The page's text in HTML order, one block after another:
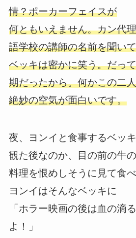
情？ポーカーフェイスが
何ともいえません。カン代
語学校の講師の名前を聞いて
ベッキは密かに笑う。だっ
期だったから。何かこの二
絶妙の空気が面白いです。
夜、ヨンイと食事するベッ
観た後なのか、目の前の牛
料理を恨めしそうに見て食
ヨンイはそんなベッキに
「ホラー映画の後は血の滴
よ！」